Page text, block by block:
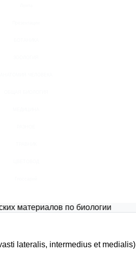
по биологии
lateralis, intermedius et medialis)